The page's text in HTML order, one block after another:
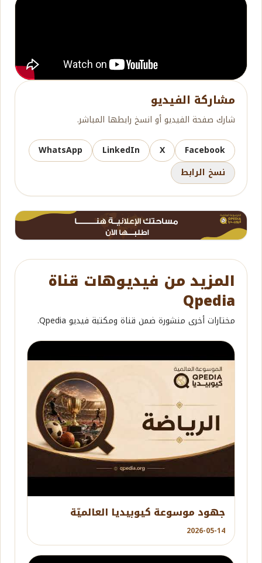
مشاركة الفيديو
شارك صفحة الفيديو أو انسخ رابطها المباشر.
Facebook
X
LinkedIn
WhatsApp
نسخ الرابط
المزيد من فيديوهات قناة
Qpedia
مختارات أخرى منشورة ضمن قناة ومكتبة فيديو Qpedia.
جهود موسوعة كيوبيديا العالميّة
2026-05-14